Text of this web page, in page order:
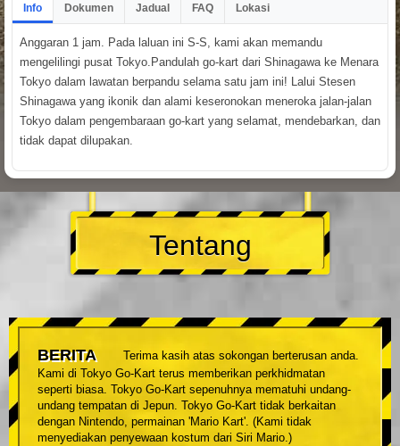
Info Dokumen Jadual FAQ Lokasi
Anggaran 1 jam. Pada laluan ini S-S, kami akan memandu
mengelilingi pusat Tokyo.Pandulah go-kart dari Shinagawa ke Menara
Tokyo dalam lawatan berpandu selama satu jam ini! Lalui Stesen
Shinagawa yang ikonik dan alami keseronokan meneroka jalan-jalan
Tokyo dalam pengembaraan go-kart yang selamat, mendebarkan, dan
tidak dapat dilupakan.
Tentang
BERITA
Terima kasih atas sokongan berterusan anda.
Kami di Tokyo Go-Kart terus memberikan perkhidmatan
seperti biasa. Tokyo Go-Kart sepenuhnya mematuhi undang-
undang tempatan di Jepun. Tokyo Go-Kart tidak berkaitan
dengan Nintendo, permainan 'Mario Kart'. (Kami tidak
menyediakan penyewaan kostum dari Siri Mario.)